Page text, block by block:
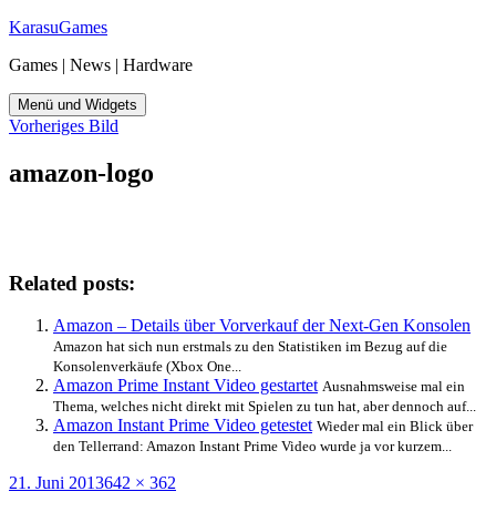
Zum
springen
KarasuGames
Games | News | Hardware
Menü und Widgets
Vorheriges Bild
amazon-logo
Related posts:
Amazon – Details über Vorverkauf der Next-Gen Konsolen
Amazon hat sich nun erstmals zu den Statistiken im Bezug auf die
Konsolenverkäufe (Xbox One...
Amazon Prime Instant Video gestartet Ausnahmsweise mal ein
Thema, welches nicht direkt mit Spielen zu tun hat, aber dennoch auf...
Amazon Instant Prime Video getestet Wieder mal ein Blick über
den Tellerrand: Amazon Instant Prime Video wurde ja vor kurzem...
Veröffentlicht
21. Juni 2013Originalgröße
642 × 362